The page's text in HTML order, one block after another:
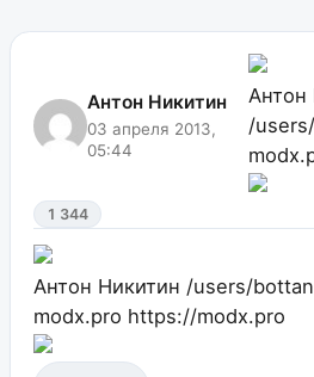
Антон Никитин
03 апреля 2013,
05:44
Антон
/
1 344
Антон Никитин /users/bottan
modx.pro https://modx.pro